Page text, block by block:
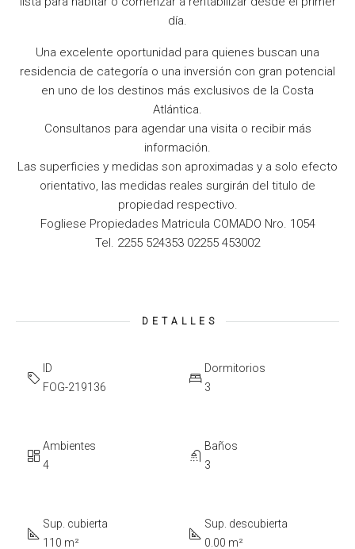
día.
Una excelente oportunidad para quienes buscan una
residencia de categoría o una inversión con gran potencial
en uno de los destinos más exclusivos de la Costa
Atlántica.
Consultanos para agendar una visita o recibir más
información.
Las superficies y medidas son aproximadas y a solo efecto
orientativo, las medidas reales surgirán del titulo de
propiedad respectivo.
Fogliese Propiedades Matricula COMADO Nro. 1054
Tel. 2255 524353 02255 453002
DETALLES
ID
FOG-219136
Dormitorios
3
Ambientes
4
Baños
3
Sup. cubierta
110 m²
Sup. descubierta
0.00 m²